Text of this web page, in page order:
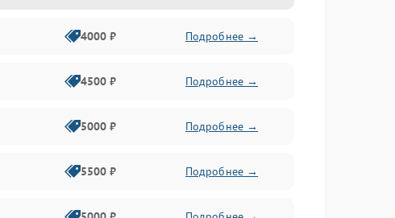
4000 ₽ Подробнее →
4500 ₽ Подробнее →
5000 ₽ Подробнее →
5500 ₽ Подробнее →